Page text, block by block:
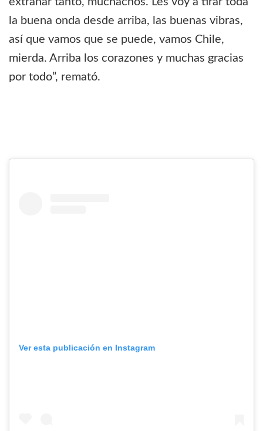
la buena onda desde arriba, las buenas vibras,
así que vamos que se puede, vamos Chile,
mierda. Arriba los corazones y muchas gracias
por todo”, remató.
Ver esta publicación en Instagram